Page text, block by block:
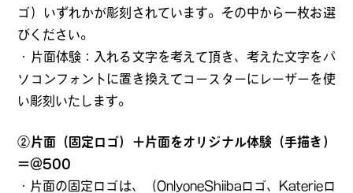
ゴ）いずれかが彫刻されています。その中から一枚お選
びください。
・片面体験：入れる文字を考えて頂き、考えた文字をパ
ソコンフォントに置き換えてコースターにレーザーを使
い彫刻いたします。
②片面（固定ロゴ）＋片面をオリジナル体験（手描き）
＝＠500
・片面の固定ロゴは、（OnlyoneShiibaロゴ、Katerieロ